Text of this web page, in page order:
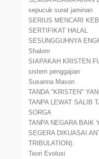
sepucuk surat jaminan
SERIUS MENCARI
SERTIFIKAT HALAL
SESUNGGUHNYA
Shalom
SIAPAKAH KRISTEN
sistem penggajian
Susanna Mason
TANDA "KRISTEN"
TANPA LEWAT SALIB
SORGA
TANPA NEGARA BAIK
SEGERA DIKUASAI
TRIBULATION).
Teori Evolusi